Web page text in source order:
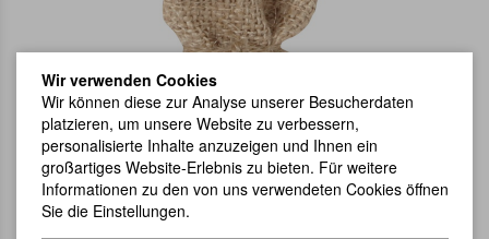
Wir verwenden Cookies
Wir können diese zur Analyse unserer Besucherdaten
platzieren, um unsere Website zu verbessern,
personalisierte Inhalte anzuzeigen und Ihnen ein
großartiges Website-Erlebnis zu bieten. Für weitere
Informationen zu den von uns verwendeten Cookies öffnen
Sie die Einstellungen.